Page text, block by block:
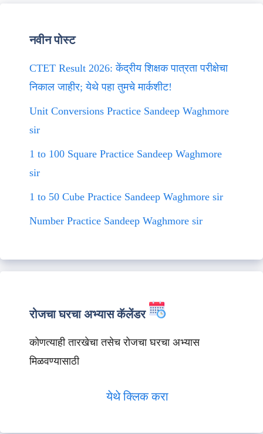
नवीन पोस्ट
CTET Result 2026: केंद्रीय शिक्षक पात्रता परीक्षेचा
निकाल जाहीर; येथे पहा तुमचे मार्कशीट!
Unit Conversions Practice Sandeep Waghmore
sir
1 to 100 Square Practice Sandeep Waghmore
sir
1 to 50 Cube Practice Sandeep Waghmore sir
Number Practice Sandeep Waghmore sir
रोजचा घरचा अभ्यास कॅलेंडर
कोणत्याही तारखेचा तसेच रोजचा घरचा अभ्यास
मिळवण्यासाठी
येथे क्लिक करा